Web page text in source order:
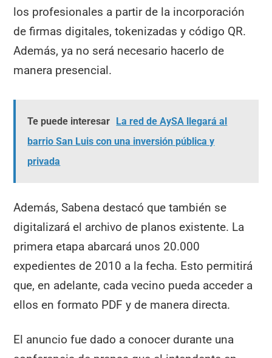
los profesionales a partir de la incorporación
de firmas digitales, tokenizadas y código QR.
Además, ya no será necesario hacerlo de
manera presencial.
Te puede interesar
La red de AySA llegará al
barrio San Luis con una inversión pública y
privada
Además, Sabena destacó que también se
digitalizará el archivo de planos existente. La
primera etapa abarcará unos 20.000
expedientes de 2010 a la fecha. Esto permitirá
que, en adelante, cada vecino pueda acceder a
ellos en formato PDF y de manera directa.
El anuncio fue dado a conocer durante una